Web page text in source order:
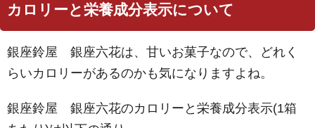
カロリーと栄養成分表示について
銀座鈴屋 銀座六花は、甘いお菓子なので、どれく
らいカロリーがあるのかも気になりますよね。
銀座鈴屋 銀座六花のカロリーと栄養成分表示(1箱